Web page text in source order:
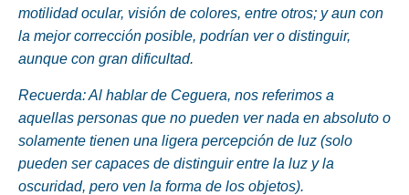
motilidad ocular, visión de colores, entre otros; y aun con
la mejor corrección posible, podrían ver o distinguir,
aunque con gran dificultad.
Recuerda: Al hablar de Ceguera, nos referimos a
aquellas personas que no pueden ver nada en absoluto o
solamente tienen una ligera percepción de luz (solo
pueden ser capaces de distinguir entre la luz y la
oscuridad, pero ven la forma de los objetos).